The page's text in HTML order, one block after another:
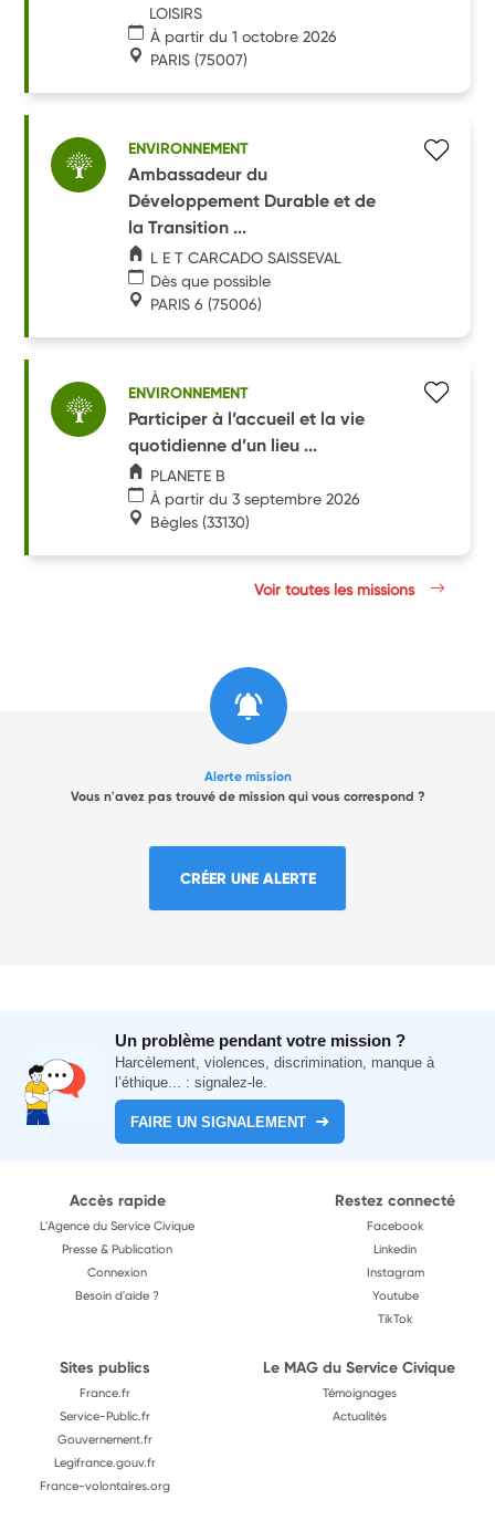
LOISIRS
À partir du 1 octobre 2026
PARIS (75007)
ENVIRONNEMENT
Ambassadeur du
Développement Durable et de
la Transition ...
L E T CARCADO SAISSEVAL
Dès que possible
PARIS 6 (75006)
ENVIRONNEMENT
Participer à l’accueil et la vie
quotidienne d’un lieu ...
PLANETE B
À partir du 3 septembre 2026
Bègles (33130)
Voir toutes les missions
Alerte mission
Vous n'avez pas trouvé de mission qui vous correspond ?
CRÉER UNE ALERTE
Un problème pendant votre mission ?
Harcèlement, violences, discrimination, manque à
l’éthique... : signalez-le.
FAIRE UN SIGNALEMENT
Accès rapide
L'Agence du Service Civique
Presse & Publication
Connexion
Besoin d'aide ?
Restez connecté
Facebook
Linkedin
Instagram
Youtube
TikTok
Sites publics
France.fr
Service-Public.fr
Gouvernement.fr
Legifrance.gouv.fr
France-volontaires.org
Le MAG du Service Civique
Témoignages
Actualités